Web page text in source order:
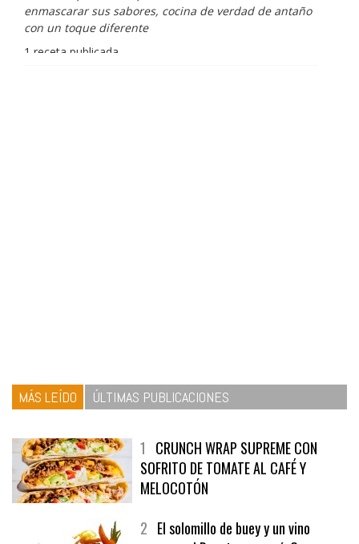
enmascarar sus sabores, cocina de verdad de antaño
con un toque diferente
1 receta publicada
1CRUNCH WRAP SUPREME CON
SOFRITO DE TOMATE AL CAFÉ Y
MELOCOTÓN